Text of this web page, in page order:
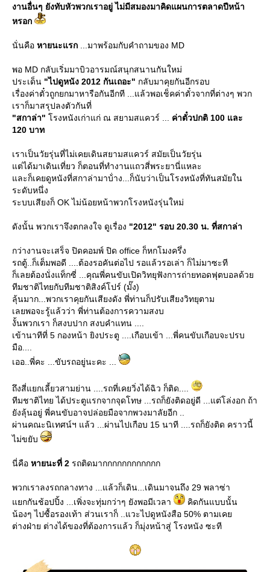
งานอื่นๆ ยังทับหัวพวกเราอยู่ ไม่มีสมองมาคิดแผนการตลาดปีหน้า
หรอก
นั่นคือ หายนะแรก ...มาพร้อมกับคำถามของ MD
พอ MD กลับเริ่มมาบิวอารมณ์สนุกสนานกันใหม่
ประเด็น "ไปดูหนัง 2012 กันเถอะ" กลับมาคุยกันอีกรอบ
เรื่องค่าตั๋วถูกยกมาหารือกันอีกที ...แล้วพอเช็คค่าตั๋วจากที่ต่างๆ พวก
เราก็มาสรุปลงตัวกันที่
"สกาล่า" รงหนังเก่าแก่ ณ สยามสแควร์ ... ค่าตั๋วปกติ 100 และ
120 บาท
เราเป็นวัยรุ่นที่ไม่เคยเดินสยามสแควร์ สมัยเป็นวัยรุ่น
ต่ได้มาเดินเที่ยว ก็ตอนที่ทำงานแถวสี่พระยานี่แหละ
ละก็เคยดูหนังที่สกาล่ามาบ้่าง...ก็นับว่าเป็นโรงหนังที่ทันสมัยใน
ระดับหนึ่ง
ระบบเสียงก็ OK ไม่น้อยหน้าพวกโรงหนังรุ่นใหม่
ดังนั้น พวกเราจึงตกลงใจ ดูเรื่อง "2012" รอบ 20.30 น. ที่สกาล่า
กว่างานจะเสร็จ ปิดคอมพ์ ปิด office ก็หกโมงครึ่ง
รถตู้..ก็เต็มพอดี ....ต้องรอคันต่อไป รอแล้วรอเล่า ก็ไม่มาซะที
ก็เลยต้องนั่งแท็กซี่ ...คุณพี่คนขับเปิดวิทยุฟังการถ่ายทอดฟุตบอลด้ว
ทีมชาติไทยกับทีมชาติสิงค์โปร์ (มั๊ง)
ลุ้นมาก...พวกเราคุยกันเสียงดัง พี่ท่านก็ปรับเสียงวิทยุตาม
เลยพอจะรู้แล้วว่า พี่ท่านต้องการความสงบ
งั้นพวกเรา ก็สงบปาก สงบคำแทน ....
เข้านาทีที่ 5 กองหน้า ยิงประตู ....เกือบเข้า ...พี่คนขับเกือบจะปรบ
มือ....
เออ..พี่คะ ...ขับรถอยู่นะคะ ...
ถึงสี่แยกเลี้ยวสามย่าน ....รถที่เคยวิ่งได้ฉิว ก็ติด....
ทีมชาติไทย ได้ประตูแรกจากจุดโทษ ...รถก็ยังติดอยู่ดี ...แต่โล่งอก ถ้า
ังลุ้นอยู่ พี่คนขับอาจปล่อยมือจากพวงมาลัยอีก ..
ผ่านคณะนิเทศน์ฯ แล้ว ...ผ่านไปเกือบ 15 นาที ....รถก็ยังติด คราวนี้
ไม่ขยับ
นี่คือ หายนะที่ 2 รถติดมากกกกกกกกกกกก
พวกเราลงรถกลางทาง ...แล้วก็เดิน...เดินมาจนถึง 29 พลาซ่า
กกันช้อปปิ้ง ...เพิ่งจะทุ่มกว่าๆ ยังพอมีเวลา
คิดกันแบบนั้น
น้องๆ ไปซื้อรองเท้า ส่วนเราก็ ..แวะไปดูหนังสือ 50% ตามเค
ต่างฝ่าย ต่างได้ของที่ต้องการแล้ว ก็มุ่งหน้าสู่ โรงหนัง ซะที